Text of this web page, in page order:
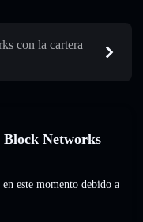
con la cartera
Block Networks
este momento debido a